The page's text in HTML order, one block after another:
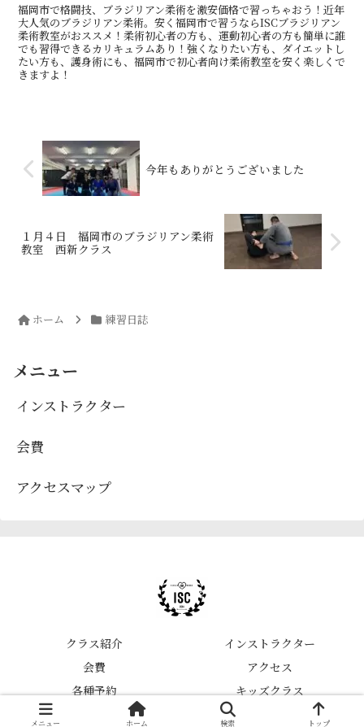
福岡市で格闘技、ブラジリアン柔術を激安価格で習っちゃおう！近年
大人気のブラジリアン柔術。安く福岡市で習うならISCブラジリアン
柔術教室がおススメ！柔術初心者の方も、運動初心者の方も簡単に誰
でも習得できるカリキュラムあり！強くなりたい方も、ダイエットし
たい方も、護身術にも、福岡市で初心者向け柔術教室を安く楽しくで
きますよ！
今年もありがとうございました
１月４日 福岡市のブラジリアン柔術
教室 西新クラス
ホーム 練習日誌
メニュー
インストラクター
会費
アクセスマップ
クラス紹介
インストラクター
会費
アクセス
各種予約
キッズクラス
© 2020 福岡市ブラジリアン柔術＆キックボクシングジムISC.
メニュー ホーム 検索 トップ